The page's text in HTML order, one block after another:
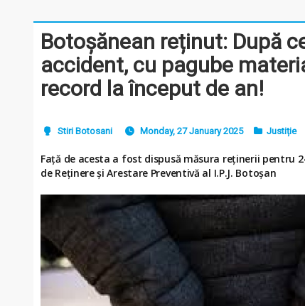
Botoșănean reținut: După
accident, cu pagube
record la început de an!
Stiri Botosani Monday, 27 January 2025 Justiție
Față de acesta a fost dispusă măsura reținerii pentru
de Reținere și Arestare Preventivă al I.P.J. Botoșan